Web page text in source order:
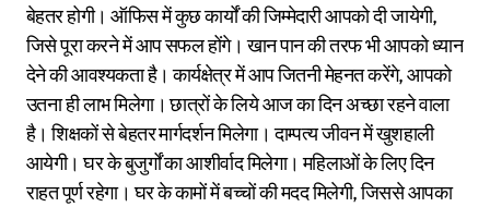
बेहतर होगी। ऑफिस में कुछ कार्यों की जिम्मेदारी आपको दी जायेगी,
जिसे पूरा करने में आप सफल होंगे। खान पान की तरफ भी आपको ध्यान
देने की आवश्यकता है। कार्यक्षेत्र में आप जितनी मेहनत करेंगे, आपको
उतना ही लाभ मिलेगा। छात्रों के लिये आज का दिन अच्छा रहने वाला
है। शिक्षकों से बेहतर मार्गदर्शन मिलेगा। दाम्पत्य जीवन में खुशहाली
आयेगी। घर के बुजुर्गों का आशीर्वाद मिलेगा। महिलाओं के लिए दिन
राहत पूर्ण रहेगा। घर के कामों में बच्चों की मदद मिलेगी, जिससे आपका